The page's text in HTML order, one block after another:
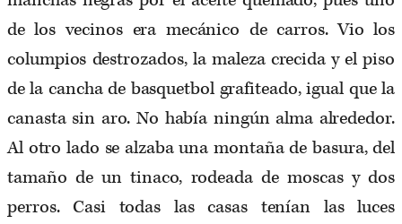
de los vecinos era mecánico de carros. Vio los
columpios destrozados, la maleza crecida y el piso
de la cancha de basquetbol grafiteado, igual que la
canasta sin aro. No había ningún alma alrededor.
Al otro lado se alzaba una montaña de basura, del
tamaño de un tinaco, rodeada de moscas y dos
perros. Casi todas las casas tenían las luces